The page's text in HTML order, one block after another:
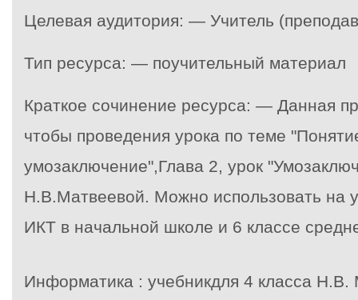
Целевая аудитория: — Учитель
Тип ресурса: — поучительный материал
Краткое сочинение ресурса: — Данная
чтобы проведения урока по теме
умозаключение",Глава 2, урок
Н.В.Матвеевой. Можно использовать на
ИКТ в начальной школе и 6 классе
Информатика : учебникдля 4 класса Н.В.